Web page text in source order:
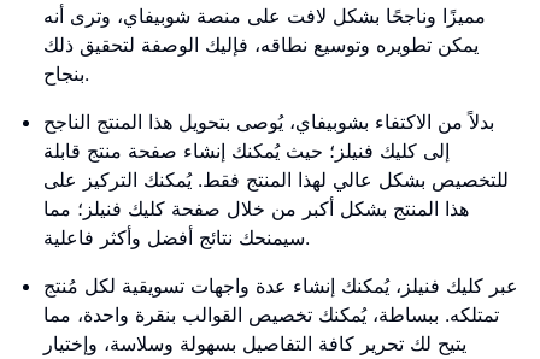
مميزًا وناجحًا بشكل لافت على منصة شوبيفاي، وترى أنه
يمكن تطويره وتوسيع نطاقه، فإليك الوصفة لتحقيق ذلك
بنجاح.
بدلاً من الاكتفاء بشوبيفاي، يُوصى بتحويل هذا المنتج الناجح
إلى كليك فنيلز؛ حيث يُمكنك إنشاء صفحة منتج قابلة
للتخصيص بشكل عالي لهذا المنتج فقط. يُمكنك التركيز على
هذا المنتج بشكل أكبر من خلال صفحة كليك فنيلز؛ مما
سيمنحك نتائج أفضل وأكثر فاعلية.
عبر كليك فنيلز، يُمكنك إنشاء عدة واجهات تسويقية لكل مُنتج
تمتلكه. ببساطة، يُمكنك تخصيص القوالب بنقرة واحدة، مما
يتيح لك تحرير كافة التفاصيل بسهولة وسلاسة، وإختيار